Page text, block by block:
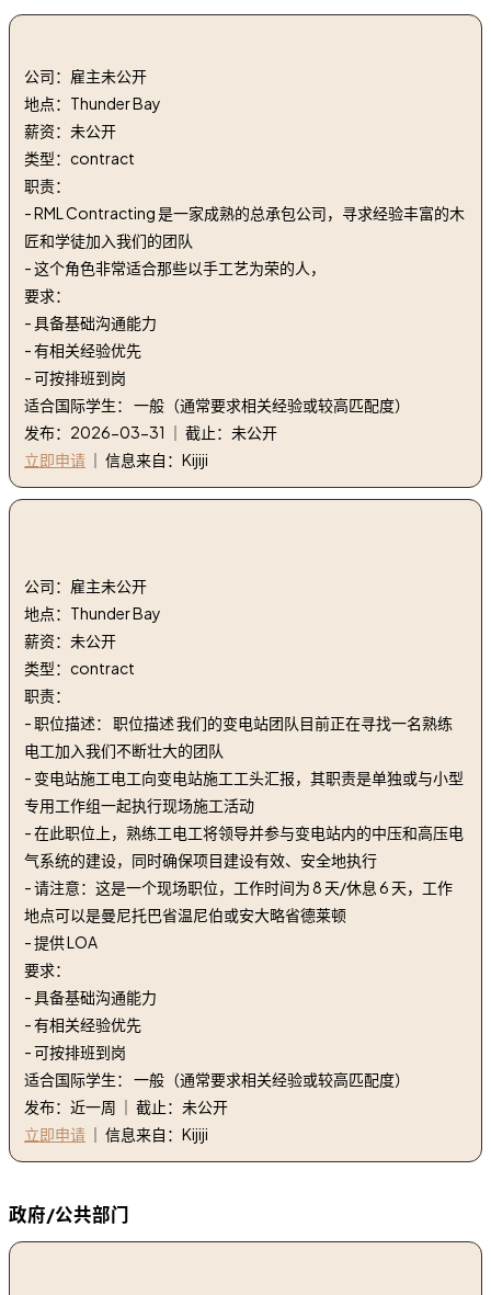
公司：雇主未公开
地点：Thunder Bay
薪资：未公开
类型：contract
职责：
- RML Contracting 是一家成熟的总承包公司，寻求经验丰富的木
匠和学徒加入我们的团队
- 这个角色非常适合那些以手工艺为荣的人，
要求：
- 具备基础沟通能力
- 有相关经验优先
- 可按排班到岗
适合国际学生： 一般（通常要求相关经验或较高匹配度）
发布：2026-03-31 ｜ 截止：未公开
立即申请 ｜ 信息来自：Kijiji
公司：雇主未公开
地点：Thunder Bay
薪资：未公开
类型：contract
职责：
- 职位描述： 职位描述 我们的变电站团队目前正在寻找一名熟练
电工加入我们不断壮大的团队
- 变电站施工电工向变电站施工工头汇报，其职责是单独或与小型
专用工作组一起执行现场施工活动
- 在此职位上，熟练工电工将领导并参与变电站内的中压和高压电
气系统的建设，同时确保项目建设有效、安全地执行
- 请注意：这是一个现场职位，工作时间为 8 天/休息 6 天，工作
地点可以是曼尼托巴省温尼伯或安大略省德莱顿
- 提供 LOA
要求：
- 具备基础沟通能力
- 有相关经验优先
- 可按排班到岗
适合国际学生： 一般（通常要求相关经验或较高匹配度）
发布：近一周 ｜ 截止：未公开
立即申请 ｜ 信息来自：Kijiji
政府/公共部门